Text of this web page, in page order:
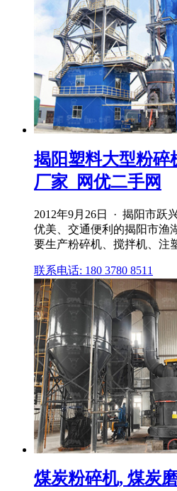
揭阳塑料大型粉碎
厂家_网优二手网
2012年9月26日 · 揭阳市跃
优美、交通便利的揭阳市渔
要生产粉碎机、搅拌机、注
联系电话: 180 3780 8511
煤炭粉碎机, 煤炭